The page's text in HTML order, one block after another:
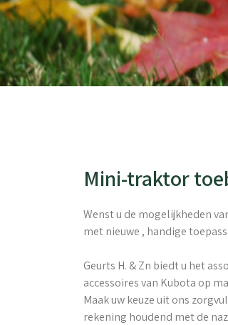
Mini-traktor
Wenst u de mogelijkheden
met nieuwe , handige
Geurts H. & Zn biedt u het
accessoires van Kubota op
Maak uw keuze uit ons
rekening houdend met de